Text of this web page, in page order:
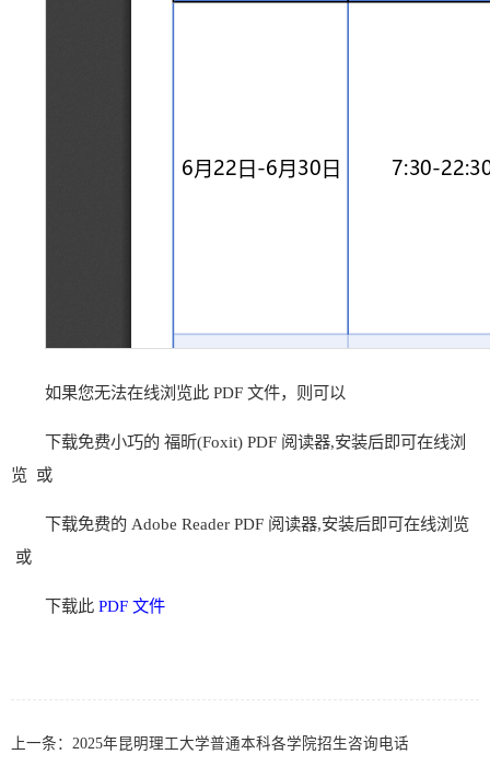
如果您无法在线浏览此 PDF 文件，则可以
下载免费小巧的 福昕(Foxit) PDF 阅读器,安装后即可在线浏
览 或
下载免费的 Adobe Reader PDF 阅读器,安装后即可在线浏览
或
下载此 PDF 文件
上一条： 2025年昆明理工大学普通本科各学院招生咨询电话